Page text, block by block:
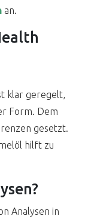
an.
klar geregelt,
Form. Dem
gesetzt.
hilft zu
Analysen in